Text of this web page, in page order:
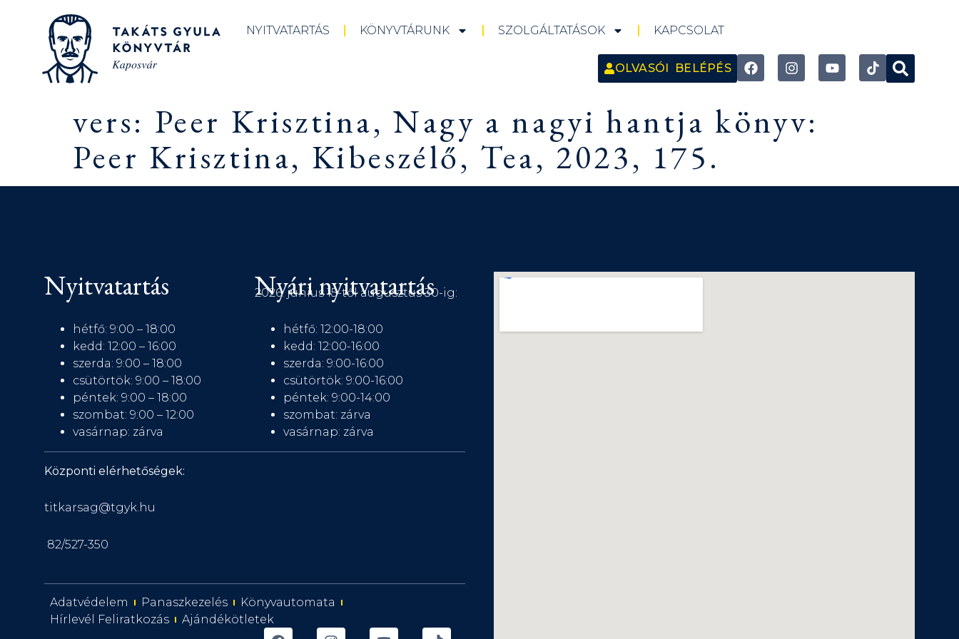
NYITVATARTÁS KÖNYVTÁRUNK SZOLGÁLTATÁSOK KAPCSOLAT
OLVASÓI BELÉPÉS
vers: Peer Krisztina, Nagy a nagyi hantja könyv:
Peer Krisztina, Kibeszélő, Tea, 2023, 175.
Nyitvatartás
hétfő: 9:00 – 18:00
kedd: 12:00 – 16:00
szerda: 9:00 – 18:00
csütörtök: 9:00 – 18:00
péntek: 9:00 – 18:00
szombat: 9:00 – 12:00
vasárnap: zárva
Nyári nyitvatartás
2026. június 15-től augusztus 30-ig:
hétfő: 12:00-18:00
kedd: 12:00-16:00
szerda: 9:00-16:00
csütörtök: 9:00-16:00
péntek: 9:00-14:00
szombat: zárva
vasárnap: zárva
Központi elérhetőségek:
titkarsag@tgyk.hu
82/527-350
Adatvédelem Panaszkezelés
Könyvautomata
Hírlevél Feliratkozás
Ajándékötletek